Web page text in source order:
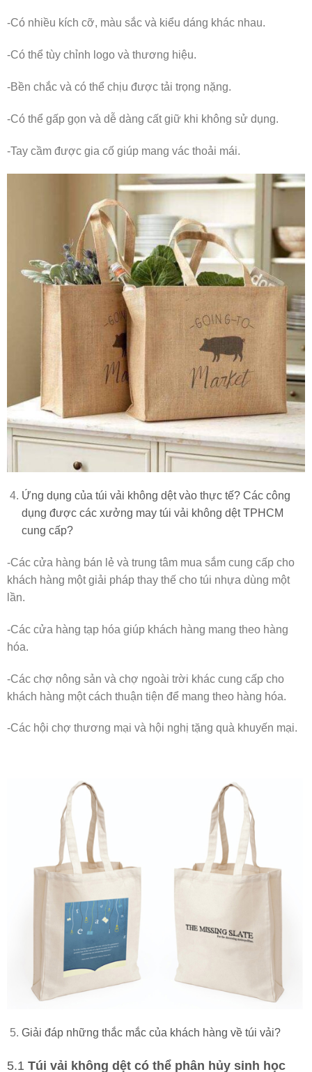
-Có nhiều kích cỡ, màu sắc và kiểu dáng khác nhau.
-Có thể tùy chỉnh logo và thương hiệu.
-Bền chắc và có thể chịu được tải trọng nặng.
-Có thể gấp gọn và dễ dàng cất giữ khi không sử dụng.
-Tay cầm được gia cố giúp mang vác thoải mái.
Ứng dụng của túi vải không dệt vào thực tế? Các công
dụng được các xưởng may túi vải không dệt TPHCM
cung cấp?
-Các cửa hàng bán lẻ và trung tâm mua sắm cung cấp cho
khách hàng một giải pháp thay thế cho túi nhựa dùng một
lần.
-Các cửa hàng tạp hóa giúp khách hàng mang theo hàng
hóa.
-Các chợ nông sản và chợ ngoài trời khác cung cấp cho
khách hàng một cách thuận tiện để mang theo hàng hóa.
-Các hội chợ thương mại và hội nghị tặng quà khuyến mại.
Giải đáp những thắc mắc của khách hàng về túi vải?
5.1 Túi vải không dệt có thể phân hủy sinh học